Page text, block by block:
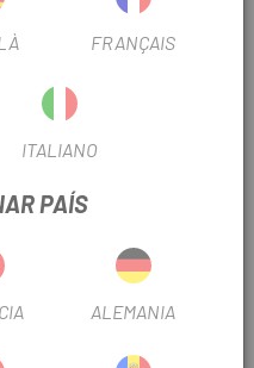
SPECIALIZED
ZAPATILLAS SPECIALIZED
Precio
FRANÇAIS
ITALIANO
PAÍS
ALEMANIA